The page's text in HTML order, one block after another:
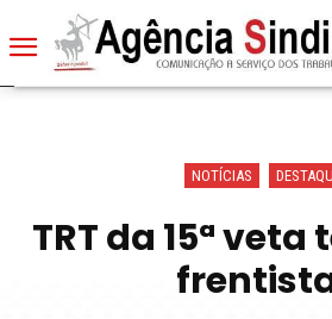
NOTÍCIAS
TRT da 15ª